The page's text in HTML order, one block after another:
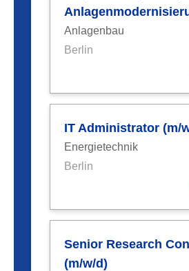
Anlagenbau
Berlin
IT Administrator (m/
Energietechnik
Berlin
Senior Research
(m/w/d)